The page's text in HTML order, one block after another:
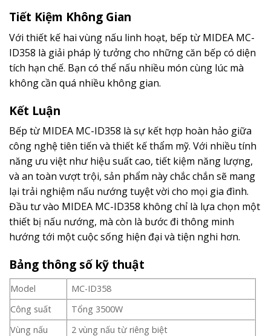
Tiết Kiệm Không Gian
Với thiết kế hai vùng nấu linh hoạt, bếp từ MIDEA MC-
ID358 là giải pháp lý tưởng cho những căn bếp có diện
tích hạn chế. Bạn có thể nấu nhiều món cùng lúc mà
không cần quá nhiều không gian.
Kết Luận
Bếp từ MIDEA MC-ID358 là sự kết hợp hoàn hảo giữa
công nghệ tiên tiến và thiết kế thẩm mỹ. Với nhiều tính
năng ưu việt như hiệu suất cao, tiết kiệm năng lượng,
và an toàn vượt trội, sản phẩm này chắc chắn sẽ mang
lại trải nghiệm nấu nướng tuyệt vời cho mọi gia đình.
Đầu tư vào MIDEA MC-ID358 không chỉ là lựa chọn một
thiết bị nấu nướng, mà còn là bước đi thông minh
hướng tới một cuộc sống hiện đại và tiện nghi hơn.
Bảng thông số kỹ thuật
Model
MC-ID358
Công suất
Tổng 3500W
Vùng nấu
2 vùng nấu từ riêng biệt